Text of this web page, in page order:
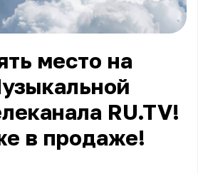
место на
RU.TV!
в продаже!